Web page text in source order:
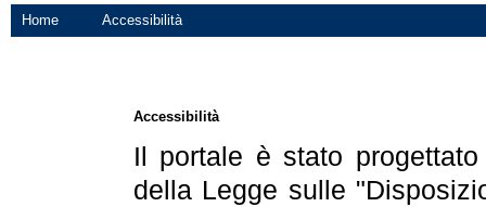
Home Accessibilità
Accessibilità
Il portale è stato
della Legge sulle